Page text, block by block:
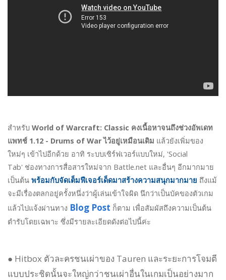
สำหรับ World of Warcraft: Classic คงเนื้อหาจนถึงช่วงอัพเดท
แพทช์ 1.12 - Drums of War ไว้อยู่เหมือนเดิม แล้วยังเพิ่มของ
ใหม่ๆ เข้าไปอีกด้วย อาทิ ระบบเซิร์ฟเวอร์แบบใหม่, 'Social
Tab' ช่องทางการสื่อสารใหม่จาก Battle.net และอื่นๆ อีกมากมาย
เป็นต้น พร้อมกับจัดเต็มฟีเจอร์เด็ดมาสร้างความสนุกมากมาย ถึงแม้
จะมีเรื่องตลกอยู่ครั้งหนึ่งว่าผู้เล่นเข้าใจผิด นึกว่าเป็นบัคของตัวเกม
แล้วไปแจ้งผ่านทาง Blog Post ก็ตาม เพื่อสัมผัสถึงความเป็นต้น
ตำรับโดยเฉพาะ ซึ่งมีรายละเอียดดังต่อไปนี้ค่ะ
● Hitbox ตัวละครชนเผ่าของ Tauren และระยะการโจมตี
แบบประชิดนั้นจะใหญ่กว่าชนเผ่าอื่นในเกมเป็นอย่างมาก